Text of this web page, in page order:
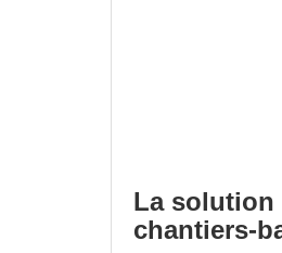
La solution
chantiers-